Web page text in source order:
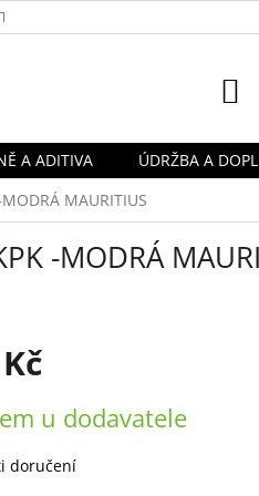
A ADITIVA ÚDRŽBA A
MAURITIUS
-MODRÁ
u dodavatele
doručení